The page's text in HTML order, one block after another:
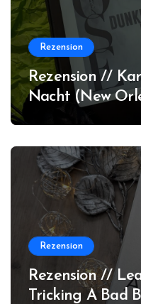
Rezension
Rezension //
Nacht (New
Rezension
Rezension //
Tricking A Bad